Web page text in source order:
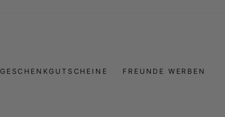
GESCHENKGUTSCHEINE FREUNDE WERBEN